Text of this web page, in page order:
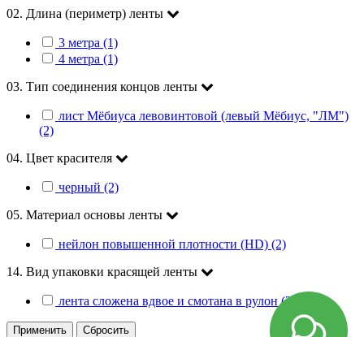
02. Длина (периметр) ленты
3 метра (1)
4 метра (1)
03. Тип соединения концов ленты
лист Мёбиуса левовинтовой (левый Мёбиус, "ЛМ")
(2)
04. Цвет красителя
черный (2)
05. Материал основы ленты
нейлон повышенной плотности (HD) (2)
14. Вид упаковки красящей ленты
лента сложена вдвое и смотана в рулон (2)
Применить Сбросить